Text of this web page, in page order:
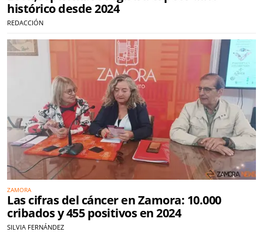
histórico desde 2024
REDACCIÓN
ZAMORA
Las cifras del cáncer en Zamora: 10.000
cribados y 455 positivos en 2024
SILVIA FERNÁNDEZ